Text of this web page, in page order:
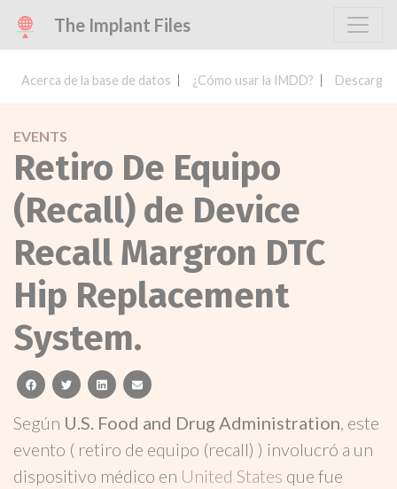
The Implant Files
Acerca de la base de datos ¿Cómo usar la IMDD? Descargar
EVENTS
Retiro De Equipo
(Recall) de Device
Recall Margron DTC
Hip Replacement
System.
facebooktwitterlinkedinemail
Según U.S. Food and Drug Administration, este
evento ( retiro de equipo (recall) ) involucró a un
dispositivo médico en United States que fue